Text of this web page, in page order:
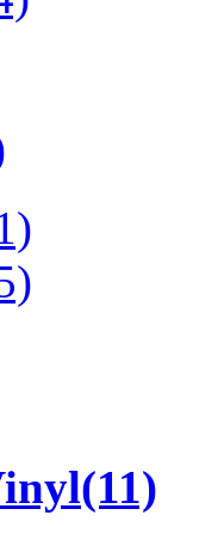
(11)